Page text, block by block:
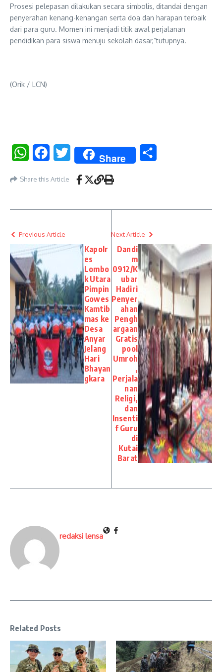
Prosesi pelepasan dilakukan secara simbolis, ditandai dengan
penyerahan kenang-kenangan serta doa dan harapan terbaik
dari para guru. Momen ini menjadi titik awal perjalanan
pendidikan para siswa menuju sekolah dasar,”tutupnya.
(Orik / LCN)
WhatsAppFacebookTwitter Share
Share this Article
Previous Article
Kapolr
es
Lombo
k Utara
Pimpin
Gowes
Kamtib
mas ke
Desa
Anyar
Jelang
Hari
Bhayan
gkara
Next Article
Dandi
m
0912/K
ubar
Hadiri
Penyer
ahan
Pengh
argaan
Gratis
pool
Umroh
,
Perjala
nan
Religi,
dan
Insenti
f Guru
di
Kutai
Barat
redaksi lensa
Related Posts